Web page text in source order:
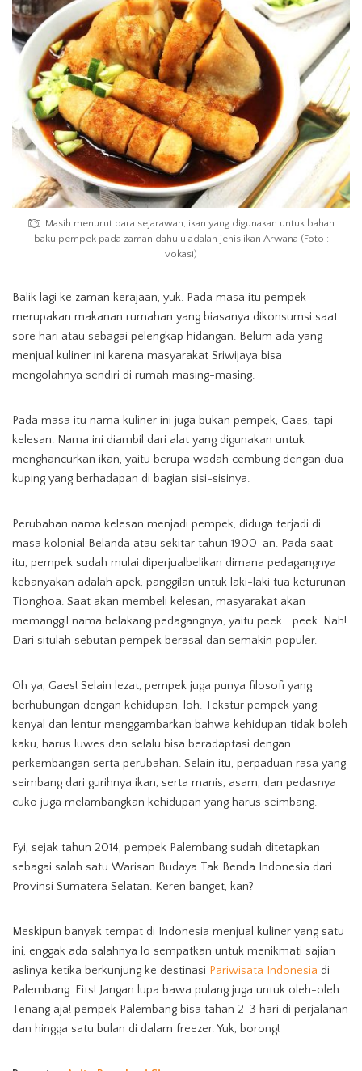
Masih menurut para sejarawan, ikan yang digunakan untuk bahan
baku pempek pada zaman dahulu adalah jenis ikan Arwana (Foto :
vokasi)
Balik lagi ke zaman kerajaan, yuk. Pada masa itu pempek
merupakan makanan rumahan yang biasanya dikonsumsi saat
sore hari atau sebagai pelengkap hidangan. Belum ada yang
menjual kuliner ini karena masyarakat Sriwijaya bisa
mengolahnya sendiri di rumah masing-masing.
Pada masa itu nama kuliner ini juga bukan pempek, Gaes, tapi
kelesan. Nama ini diambil dari alat yang digunakan untuk
menghancurkan ikan, yaitu berupa wadah cembung dengan dua
kuping yang berhadapan di bagian sisi-sisinya.
Perubahan nama kelesan menjadi pempek, diduga terjadi di
masa kolonial Belanda atau sekitar tahun 1900-an. Pada saat
itu, pempek sudah mulai diperjualbelikan dimana pedagangnya
kebanyakan adalah apek, panggilan untuk laki-laki tua keturunan
Tionghoa. Saat akan membeli kelesan, masyarakat akan
memanggil nama belakang pedagangnya, yaitu peek… peek. Nah!
Dari situlah sebutan pempek berasal dan semakin populer.
Oh ya, Gaes! Selain lezat, pempek juga punya filosofi yang
berhubungan dengan kehidupan, loh. Tekstur pempek yang
kenyal dan lentur menggambarkan bahwa kehidupan tidak boleh
kaku, harus luwes dan selalu bisa beradaptasi dengan
perkembangan serta perubahan. Selain itu, perpaduan rasa yang
seimbang dari gurihnya ikan, serta manis, asam, dan pedasnya
cuko juga melambangkan kehidupan yang harus seimbang.
Fyi, sejak tahun 2014, pempek Palembang sudah ditetapkan
sebagai salah satu Warisan Budaya Tak Benda Indonesia dari
Provinsi Sumatera Selatan. Keren banget, kan?
Meskipun banyak tempat di Indonesia menjual kuliner yang satu
ini, enggak ada salahnya lo sempatkan untuk menikmati sajian
aslinya ketika berkunjung ke destinasi Pariwisata Indonesia di
Palembang. Eits! Jangan lupa bawa pulang juga untuk oleh-oleh.
Tenang aja! pempek Palembang bisa tahan 2-3 hari di perjalanan
dan hingga satu bulan di dalam freezer. Yuk, borong!